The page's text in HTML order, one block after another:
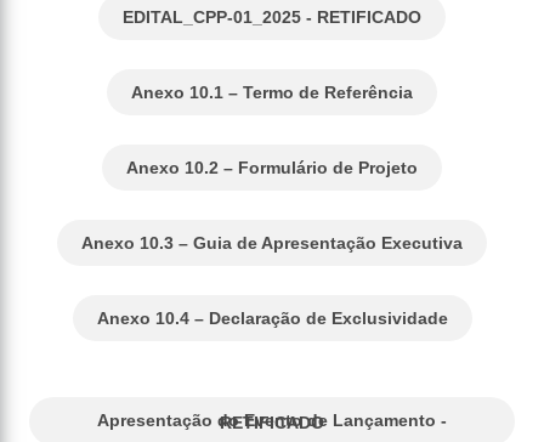
EDITAL_CPP-01_2025 - RETIFICADO
Anexo 10.1 – Termo de Referência
Anexo 10.2 – Formulário de Projeto
Anexo 10.3 – Guia de Apresentação Executiva
Anexo 10.4 – Declaração de Exclusividade
Apresentação do Evento de Lançamento - RETIFICADO